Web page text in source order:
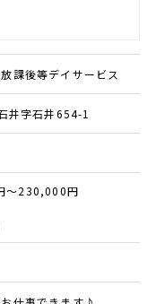
課後等デイサービス
井字石井654-1
～230,000円